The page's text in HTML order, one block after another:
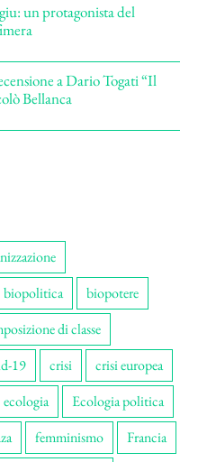
un protagonista del
a Dario Togati “Il
Bellanca
biopolitica
biopotere
di classe
19 crisi
crisi europea
ecologia
Ecologia politica
femminismo
Francia